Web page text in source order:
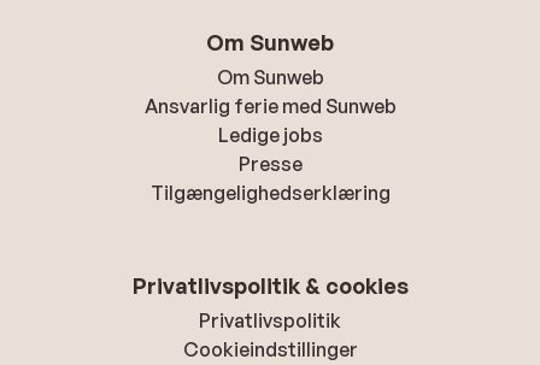
Om Sunweb
Om Sunweb
Ansvarlig ferie med Sunweb
Ledige jobs
Presse
Tilgængelighedserklæring
Privatlivspolitik & cookies
Privatlivspolitik
Cookieindstillinger